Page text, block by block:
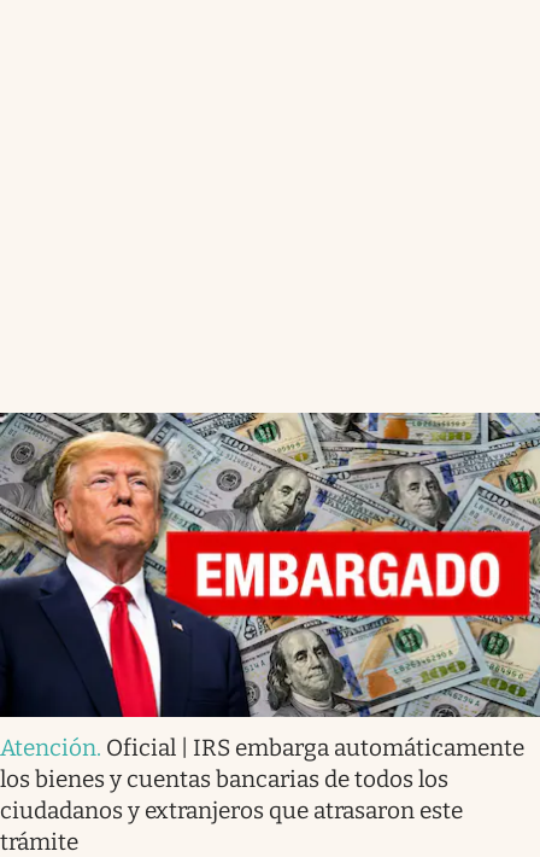
Atención. Oficial | IRS embarga automáticamente
los bienes y cuentas bancarias de todos los
ciudadanos y extranjeros que atrasaron este
trámite